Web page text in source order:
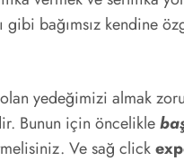
gibi bağımsız kendine
yedeğimizi almak
Bunun için öncelikle
Ve sağ click